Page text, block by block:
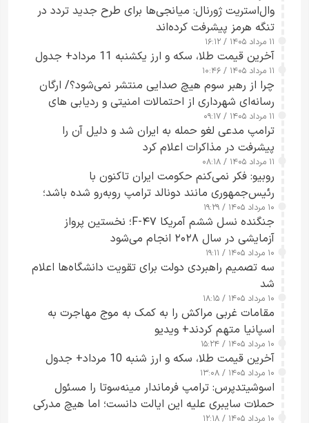
وال‌استریت ژورنال: میانجی‌ها برای طرح جدید تردد در
تنگه هرمز پیشرفت کرده‌اند
۱۱ مرداد ۱۴۰۵ / ۱۶:۱۲
آخرین قیمت طلا، سکه و ارز یکشنبه 11 مرداد+ جدول
۱۱ مرداد ۱۴۰۵ / ۱۰:۴۶
چرا از رهبر سوم هیچ صدایی منتشر نمی‌شود؟/ ارگان
رسانه‌ای شهرداری از احتمالات امنیتی و ردیابی های
جاسوسی گفت
۱۱ مرداد ۱۴۰۵ / ۰۹:۱۷
ترامپ مدعی لغو حمله به ایران شد و دلیل آن را
پیشرفت در مذاکرات اعلام کرد
۱۱ مرداد ۱۴۰۵ / ۰۸:۱۸
روبیو: فکر نمی‌کنم حکومت ایران تاکنون با
رئیس‌جمهوری مانند دونالد ترامپ روبه‌رو شده باشد؛
کسی که واقعاً دست به اقدام می‌زند
۱۰ مرداد ۱۴۰۵ / ۱۹:۲۹
جنگنده نسل ششم آمریکا F-۴۷؛ نخستین پرواز
آزمایشی در سال ۲۰۲۸ انجام می‌شود
۱۰ مرداد ۱۴۰۵ / ۱۹:۱۱
سه تصمیم راهبردی دولت برای تقویت دانشگاه‌ها اعلام
شد
۱۰ مرداد ۱۴۰۵ / ۱۸:۱۵
مقامات غربی مراکش را به کمک به موج مهاجرت به
اسپانیا متهم کردند+ ویدیو
۱۰ مرداد ۱۴۰۵ / ۱۵:۲۴
آخرین قیمت طلا، سکه و ارز شنبه 10 مرداد+ جدول
۱۰ مرداد ۱۴۰۵ / ۱۳:۰۸
اسوشیتدپرس: ترامپ فرماندار مینه‌سوتا را مسئول
حملات سایبری علیه این ایالت دانست؛ اما هیچ مدرکی
۱۰ مرداد ۱۴۰۵ / ۱۲:۱۸